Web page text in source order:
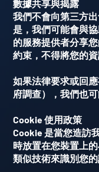
數據共享與揭露
我們不會向第三方
是，我們可能會與
的服務提供者分享
約束，不得將您的
如果法律要求或回
府調查），我們也
Cookie 使用政策
Cookie 是當您造訪
時放置在您裝置上
類似技術來識別您